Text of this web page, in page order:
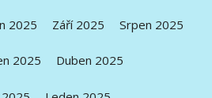
2025 Září 2025 Srpen 2025
2025 Duben 2025